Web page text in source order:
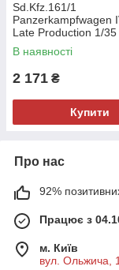
Sd.Kfz.161/1
Panzerkampfwagen
Late Production 1/
Model 5127
В наявності
2 171 ₴
Купити
Про нас
92%
Працює з
м. Київ
вул. Ольжича,